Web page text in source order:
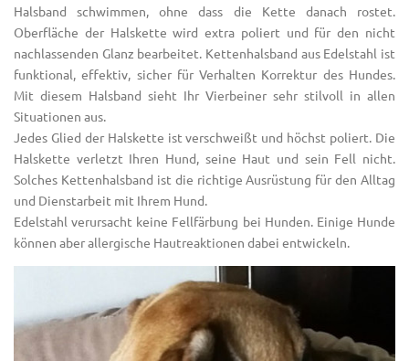
Halsband schwimmen, ohne dass die Kette danach rostet.
Oberfläche der Halskette wird extra poliert und für den nicht
nachlassenden Glanz bearbeitet. Kettenhalsband aus Edelstahl ist
funktional, effektiv, sicher für Verhalten Korrektur des Hundes.
Mit diesem Halsband sieht Ihr Vierbeiner sehr stilvoll in allen
Situationen aus.
Jedes Glied der Halskette ist verschweißt und höchst poliert. Die
Halskette verletzt Ihren Hund, seine Haut und sein Fell nicht.
Solches Kettenhalsband ist die richtige Ausrüstung für den Alltag
und Dienstarbeit mit Ihrem Hund.
Edelstahl verursacht keine Fellfärbung bei Hunden. Einige Hunde
können aber allergische Hautreaktionen dabei entwickeln.